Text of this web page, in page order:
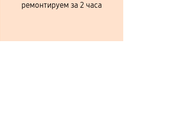
ремонтируем за 2 часа